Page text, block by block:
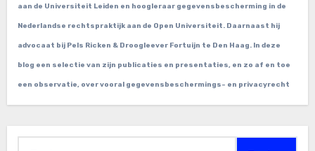
aan de Universiteit Leiden en hoogleraar gegevensbescherming in de
Nederlandse rechtspraktijk aan de Open Universiteit. Daarnaast hij
advocaat bij Pels Ricken & Droogleever Fortuijn te Den Haag. In deze
blog een selectie van zijn publicaties en presentaties, en zo af en toe
een observatie, over vooral gegevensbeschermings- en privacyrecht